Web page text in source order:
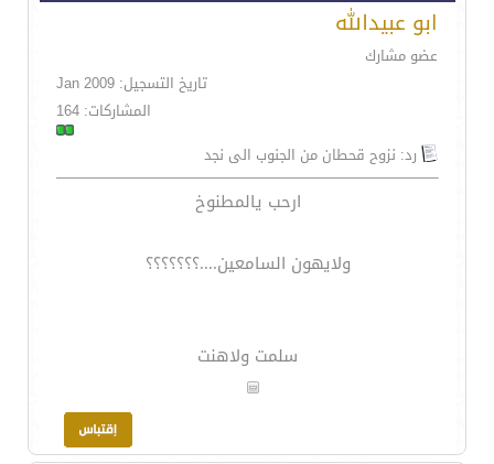
ابو عبيدالله
عضو مشارك
تاريخ التسجيل: Jan 2009
المشاركات: 164
رد: نزوح قحطان من الجنوب الى نجد
ارحب يالمطنوخ
ولايهون السامعين....؟؟؟؟؟؟؟
سلمت ولاهنت